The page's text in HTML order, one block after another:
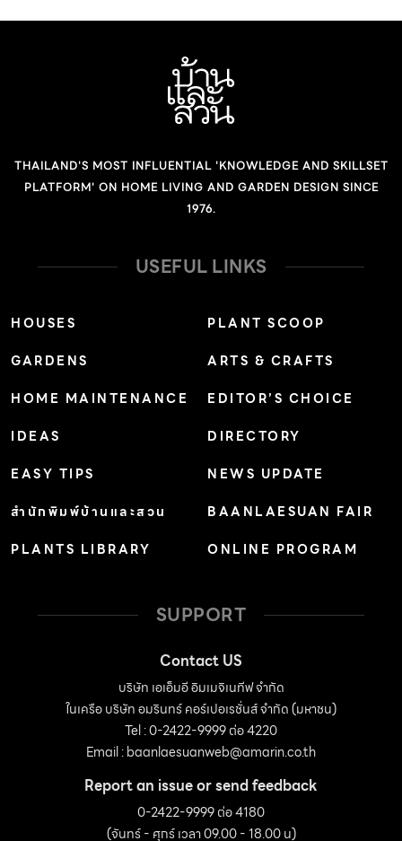
THAILAND'S MOST INFLUENTIAL 'KNOWLEDGE AND SKILLSET
PLATFORM' ON HOME LIVING AND GARDEN DESIGN SINCE
1976.
USEFUL LINKS
HOUSES
GARDENS
HOME MAINTENANCE
IDEAS
EASY TIPS
สำนักพิมพ์บ้านและสวน
PLANTS LIBRARY
PLANT SCOOP
ARTS & CRAFTS
EDITOR’S CHOICE
DIRECTORY
NEWS UPDATE
BAANLAESUAN FAIR
ONLINE PROGRAM
SUPPORT
Contact US
บริษัท เอเอ็มอี อิมเมจิเนทีฟ จำกัด
ในเครือ บริษัท อมรินทร์ คอร์เปอเรชั่นส์ จำกัด (มหาชน)
Tel : 0-2422-9999 ต่อ 4220
Email :baanlaesuanweb@amarin.co.th
Report an issue or send feedback
0-2422-9999 ต่อ 4180
(จันทร์ - ศุกร์ เวลา 09.00 - 18.00 น)